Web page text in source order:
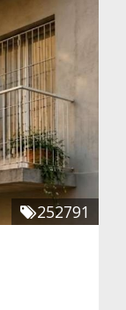
252791